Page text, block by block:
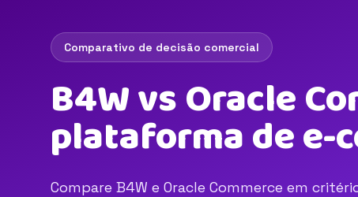
Comparativo de decisão comercial
B4W vs Oracle
plataforma de e-
Compare B4W e Oracle Commerce em